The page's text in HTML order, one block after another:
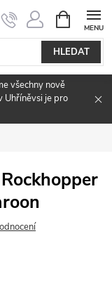
HLEDAT
NÁKUPNÍ
KOŠÍK
všechny nově
Uhříněvsi je pro